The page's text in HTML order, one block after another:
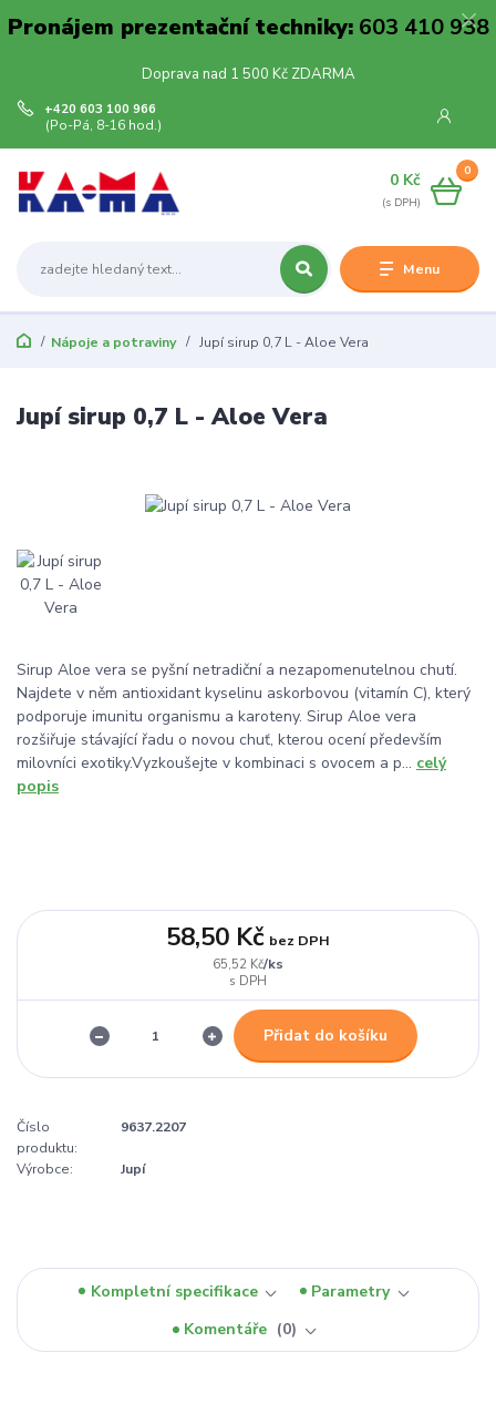
Pronájem prezentační techniky:603 410 938
Doprava nad 1 500 Kč ZDARMA
Menu
+420 603 100 966
(Po-Pá, 8-16 hod.)
0
0 Kč
Nápoje a potraviny Jupí sirup 0,7 L - Aloe Vera
Jupí sirup 0,7 L - Aloe Vera
Sirup Aloe vera se pyšní netradiční a nezapomenutelnou chutí.
Najdete v něm antioxidant kyselinu askorbovou (vitamín C), který
podporuje imunitu organismu a karoteny. Sirup Aloe vera
rozšiřuje stávající řadu o novou chuť, kterou ocení především
milovníci exotiky.Vyzkoušejte v kombinaci s ovocem a p... celý
popis
65,52 Kč/ks
58,50 Kč bez DPH
Přidat do košíku
Číslo
produktu:
9637.2207
Výrobce: Jupí
Kompletní specifikace
Parametry
Komentáře
0